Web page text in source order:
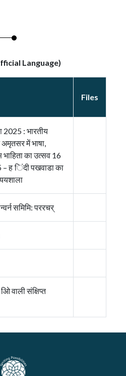
Language)
Files
: भारतीय
में भाषा,
का उत्सव 16
ह िंदी पखवाडा का
समिमि: पररचर्
वाली संक्षिप्त